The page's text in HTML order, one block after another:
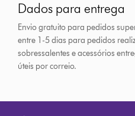
Dados para entrega
Envio gratuito para pedidos
entre 1-5 dias para pedidos
sobressalentes e acessórios
úteis por correio.